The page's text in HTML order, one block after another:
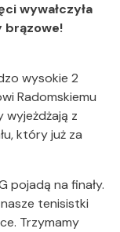
wywałczyła
brązowe!
wysokie 2
Radomskiemu
wyjeżdżają z
który już za
pojadą na finały.
tenisistki
Trzymamy